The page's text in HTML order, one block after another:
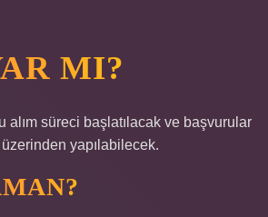
MI?
alım süreci başlatılacak ve başvurular
yapılabilecek.